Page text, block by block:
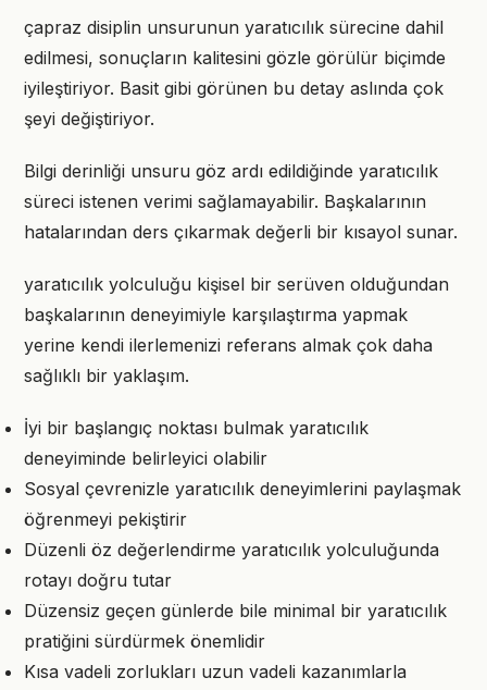
çapraz disiplin unsurunun yaratıcılık sürecine dahil
edilmesi, sonuçların kalitesini gözle görülür biçimde
iyileştiriyor. Basit gibi görünen bu detay aslında çok
şeyi değiştiriyor.
Bilgi derinliği unsuru göz ardı edildiğinde yaratıcılık
süreci istenen verimi sağlamayabilir. Başkalarının
hatalarından ders çıkarmak değerli bir kısayol sunar.
yaratıcılık yolculuğu kişisel bir serüven olduğundan
başkalarının deneyimiyle karşılaştırma yapmak
yerine kendi ilerlemenizi referans almak çok daha
sağlıklı bir yaklaşım.
İyi bir başlangıç noktası bulmak yaratıcılık
deneyiminde belirleyici olabilir
Sosyal çevrenizle yaratıcılık deneyimlerini paylaşmak
öğrenmeyi pekiştirir
Düzenli öz değerlendirme yaratıcılık yolculuğunda
rotayı doğru tutar
Düzensiz geçen günlerde bile minimal bir yaratıcılık
pratiğini sürdürmek önemlidir
Kısa vadeli zorlukları uzun vadeli kazanımlarla